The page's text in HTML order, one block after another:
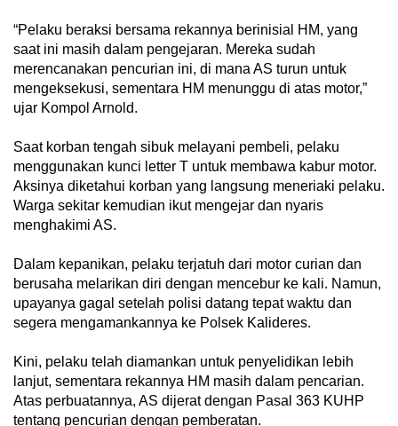
“Pelaku beraksi bersama rekannya berinisial HM, yang
saat ini masih dalam pengejaran. Mereka sudah
merencanakan pencurian ini, di mana AS turun untuk
mengeksekusi, sementara HM menunggu di atas motor,”
ujar Kompol Arnold.
Saat korban tengah sibuk melayani pembeli, pelaku
menggunakan kunci letter T untuk membawa kabur motor.
Aksinya diketahui korban yang langsung meneriaki pelaku.
Warga sekitar kemudian ikut mengejar dan nyaris
menghakimi AS.
Dalam kepanikan, pelaku terjatuh dari motor curian dan
berusaha melarikan diri dengan mencebur ke kali. Namun,
upayanya gagal setelah polisi datang tepat waktu dan
segera mengamankannya ke Polsek Kalideres.
Kini, pelaku telah diamankan untuk penyelidikan lebih
lanjut, sementara rekannya HM masih dalam pencarian.
Atas perbuatannya, AS dijerat dengan Pasal 363 KUHP
tentang pencurian dengan pemberatan.